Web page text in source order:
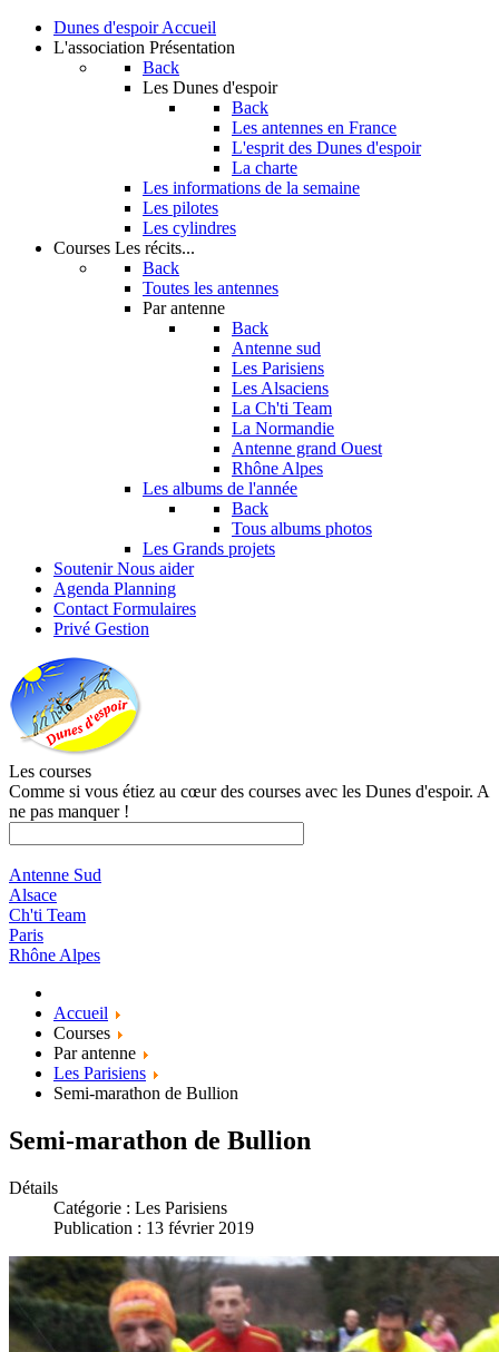
Dunes d'espoir Accueil
L'association Présentation
Back
Les Dunes d'espoir
Back
Les antennes en France
L'esprit des Dunes d'espoir
La charte
Les informations de la semaine
Les pilotes
Les cylindres
Courses Les récits...
Back
Toutes les antennes
Par antenne
Back
Antenne sud
Les Parisiens
Les Alsaciens
La Ch'ti Team
La Normandie
Antenne grand Ouest
Rhône Alpes
Les albums de l'année
Back
Tous albums photos
Les Grands projets
Soutenir Nous aider
Agenda Planning
Contact Formulaires
Privé Gestion
Les courses
Comme si vous étiez au cœur des courses avec les Dunes d'espoir. A
ne pas manquer !
Antenne Sud
Alsace
Ch'ti Team
Paris
Rhône Alpes
Accueil
Courses
Par antenne
Les Parisiens
Semi-marathon de Bullion
Semi-marathon de Bullion
Détails
Catégorie : Les Parisiens
Publication : 13 février 2019